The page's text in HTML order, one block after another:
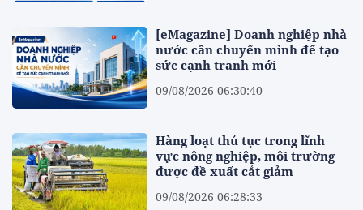
[eMagazine] Doanh nghiệp nhà
nước cần chuyển mình để tạo
sức cạnh tranh mới
09/08/2026 06:30:40
Hàng loạt thủ tục trong lĩnh
vực nông nghiệp, môi trường
được đề xuất cắt giảm
09/08/2026 06:28:33